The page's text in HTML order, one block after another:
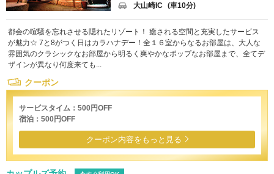
大山崎IC (車10分)
都会の喧騒を忘れさせる隠れたリゾート！ 癒される空間と充実したサービス
が魅力☆ 7と8がつく日はカラハナデー！全１６室からなるお部屋は、大人な
雰囲気のクラシックなお部屋から明るく爽やかなポップなお部屋まで、全てデ
ザインが異なり何度来ても...
クーポン
サービスタイム：500円OFF
宿泊：500円OFF
クーポン内容をもっと見る